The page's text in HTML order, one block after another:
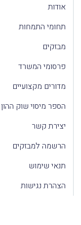
אודות
תחומי התמחות
מבזקים
פרסומי המשרד
מדורים מקצועיים
הספר מיסוי שוק ההון
יצירת קשר
הרשמה למבזקים
תנאי שימוש
הצהרת נגישות